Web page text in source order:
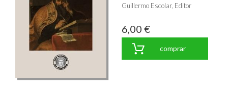
Guillermo Escolar, Editor
6,00 €
comprar